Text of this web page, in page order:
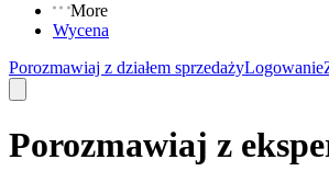
More
Wycena
Porozmawiaj z działem sprzedażyLogowanie
Porozmawiaj z